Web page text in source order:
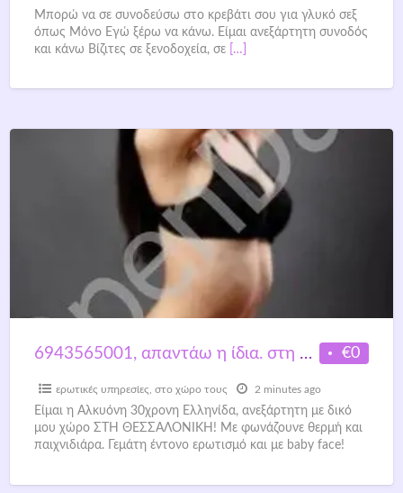
Μπορώ να σε συνοδεύσω στο κρεβάτι σου για γλυκό σεξ
όπως Μόνο Εγώ ξέρω να κάνω. Είμαι ανεξάρτητη συνοδός
και κάνω Βίζιτες σε ξενοδοχεία, σε
[…]
€0
6943565001, απαντάω η ίδια. στη θεσσαλονίκη
ερωτικές υπηρεσίες στο χώρο τους 2 minutes ago
Είμαι η Αλκυόνη 30χρονη Ελληνίδα, ανεξάρτητη με δικό
μου χώρο ΣΤΗ ΘΕΣΣΑΛΟΝΙΚΗ! Με φωνάζουνε θερμή και
παιχνιδιάρα. Γεμάτη έντονο ερωτισμό και με baby face!